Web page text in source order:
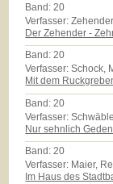
Band: 20
Verfasser:
Der Zehender -
Band:20
Verfasser: Schock,
Mit dem
Band: 20
Verfasser:
Nur sehnlich
Band:20
Verfasser: Maier,
Im Haus des